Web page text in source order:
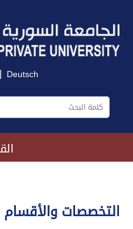
| Deutsch
التخصصات والأقسام